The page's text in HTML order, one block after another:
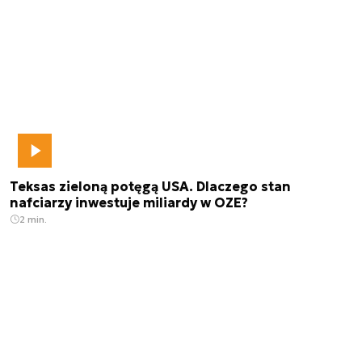
Teksas zieloną potęgą USA. Dlaczego stan
nafciarzy inwestuje miliardy w OZE?
2 min.